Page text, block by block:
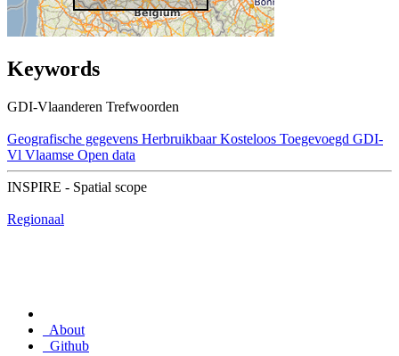
Keywords
GDI-Vlaanderen Trefwoorden
Geografische gegevens Herbruikbaar Kosteloos Toegevoegd GDI-
Vl Vlaamse Open data
INSPIRE - Spatial scope
Regionaal
About
Github